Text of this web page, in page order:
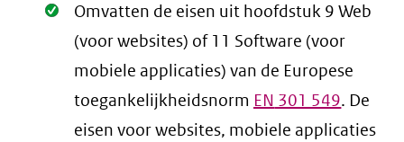
Oké.
Omvatten de eisen uit hoofdstuk 9 Web
(voor websites) of 11 Software (voor
mobiele applicaties) van de Europese
toegankelijkheidsnorm EN 301 549. De
eisen voor websites, mobiele applicaties